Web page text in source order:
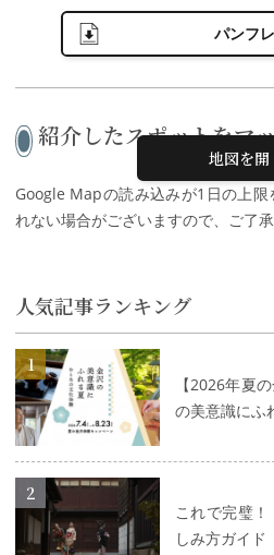
パンフ
紹介したスポットをマ
地図を開
Google Mapの読み込みが1日の上限
れない場合がございますので、ご了承
人気記事ランキング
【2026年夏
の美意識に
詳細はこちら
これで完璧
しみ方ガイド
詳細はこちら